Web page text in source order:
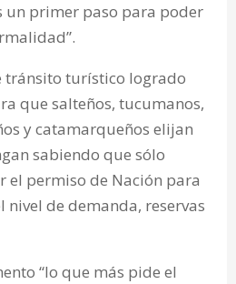
un primer paso para poder
tránsito turístico logrado
que salteños, tucumanos,
y catamarqueños elijan
sabiendo que sólo
el permiso de Nación para
nivel de demanda, reservas
“lo que más pide el